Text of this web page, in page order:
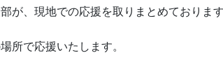
が、現地での応援を取りまとめております
所で応援いたします。